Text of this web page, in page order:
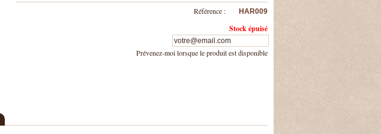
Référence : HAR009
Stock épuisé
Prévenez-moi lorsque le produit est disponible